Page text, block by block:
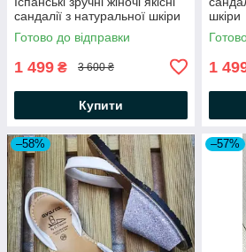
сандалії з натуральної шкіри
Готово до відправки
1 499 ₴ 3 600 ₴
Купити
шкіри
1
–58% –57%